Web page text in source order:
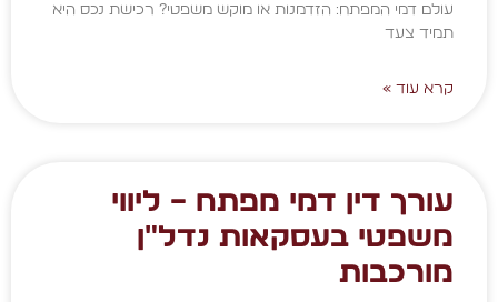
עולם דמי המפתח: הזדמנות או מוקש משפטי? רכישת נכס היא
תמיד צעד
קרא עוד »
עורך דין דמי מפתח – ליווי
משפטי בעסקאות נדל״ן
מורכבות